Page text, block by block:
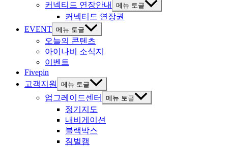
커넥티드 연장안내
메뉴 토글
커넥티드 연장권
EVENT 메뉴 토글
오늘의 콘텐츠
아이나비 소식지
이벤트
Fivepin
고객지원
메뉴 토글
업그레이드센터 메뉴 토글
정기지도
내비게이션
블랙박스
짐벌캠